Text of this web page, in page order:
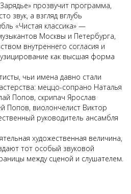
прозвучит программа,
звук, а взгляд вглубь
«Чистая классика» —
Москвы и Петербурга,
внутреннего согласия и
как высшая форма
чьи имена давно стали
меццо-сопрано Наталья
Попов, скрипач Ярослав
Попов, виолончелист Виктор
руководитель ансамбля
художественная величина,
тот особый звуковой
между сценой и слушателем.